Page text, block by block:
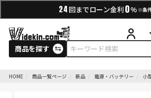
24 回までローン金利 0% ※条
商品を探す
HOME 商品一覧ページ 新品 電源・バッテリー 小